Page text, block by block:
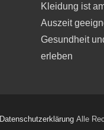
Kleidung ist
Auszeit
Gesundheit
erleben
Datenschutzerklärung Alle